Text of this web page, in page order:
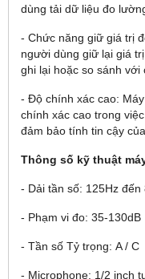
dùng tải dữ liệu đo
- Chức năng giữ giá trị
người dùng giữ lại giá
ghi lại hoặc so sánh với
- Độ chính xác cao:
chính xác cao trong
đảm bảo tính tin cậy
Thông số kỹ thuật m
- Dải tần số: 125Hz đến
- Phạm vi đo: 35-130dB
- Tần số Tỷ trọng: A / C
- Microphone: 1/2 inch